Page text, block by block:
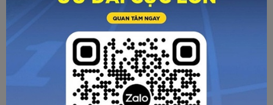
cũng bất tiện thì đó chính là điều bất lợi. Giày ba ta được sử
dụng để đi bộ, có thể miễn cưỡng dùng đá bóng trên mặt
sân bê tông, vỉa hè, nhìn chung là đa – di – năng, và không
chuyên cho đá bóng.
Trong khi đó giày đá bóng chuyên dụng nói chung, giày
Zocker nói riêng sử dụng chất liệu da cao cấp, công nghệ
tiên tiến, chỉ sau thời gian ngắn sử dụng sẽ bai giãn và ôm